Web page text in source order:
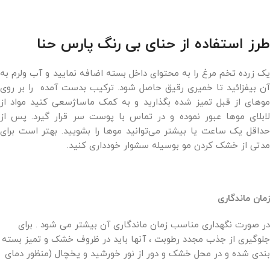
طرز استفاده از حنای بی رنگ پارس حنا
یک زرده تخم مرغ را به محتوای داخل بسته اضافه نمایید و آب ولرم به
آن بیفزائید تا خمیری رقیق حاصل شود. ترکیب بدست آمده را بر روی
موهای از قبل تمیز شده بگذارید و به کمک ماساژسعی کنید مواد از
لابلای موها عبور نموده و در تماس با پوست سر قرار گیرد. پس از
حداقل یک ساعت یا بیشتر می‌توانید موها را بشویید. بهتر است برای
مدتی از خشک کردن مو بوسیله سشوار خودداری کنید.
زمان ماندگاری
در صورت نگهداری مناسب زمان ماندگاری آن بیشتر می شود . برای
جلوگیری از جذب مجدد رطوبت ، آنها باید در ظروف خشک و تمیز بسته
بندی شده و در محل خشک و دور از نور خورشید و یخچال (منظور دمای